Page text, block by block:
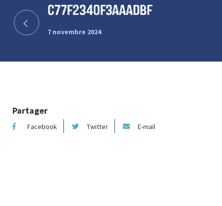
c77f2340f3aaadbf
7 novembre 2024
Partager
Facebook Twitter E-mail